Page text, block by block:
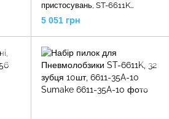
пристосувань, ST-6611K
Sumake
5 051 грн